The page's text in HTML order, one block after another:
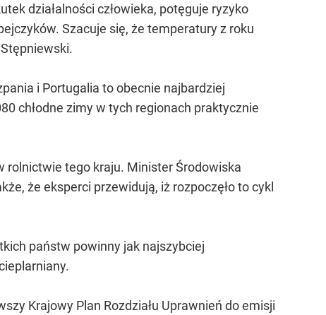
działalności człowieka, potęguje ryzyko
Szacuje się, że temperatury z roku
i Portugalia to obecnie najbardziej
chłodne zimy w tych regionach praktycznie
rolnictwie tego kraju. Minister Środowiska
że eksperci przewidują, iż rozpoczęło to cykl
państw powinny jak najszybciej
Krajowy Plan Rozdziału Uprawnień do emisji